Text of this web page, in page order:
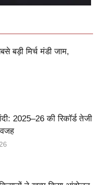
बड़ी मिर्च मंडी जाम,
2025–26 की रिकॉर्ड तेजी